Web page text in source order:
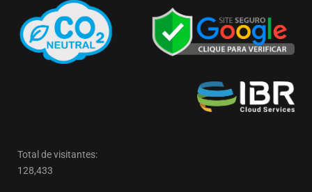
Total de visitantes:
128,433